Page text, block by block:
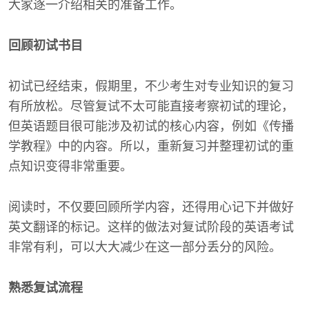
大家逐一介绍相关的准备工作。
回顾初试书目
初试已经结束，假期里，不少考生对专业知识的复习
有所放松。尽管复试不太可能直接考察初试的理论，
但英语题目很可能涉及初试的核心内容，例如《传播
学教程》中的内容。所以，重新复习并整理初试的重
点知识变得非常重要。
阅读时，不仅要回顾所学内容，还得用心记下并做好
英文翻译的标记。这样的做法对复试阶段的英语考试
非常有利，可以大大减少在这一部分丢分的风险。
熟悉复试流程